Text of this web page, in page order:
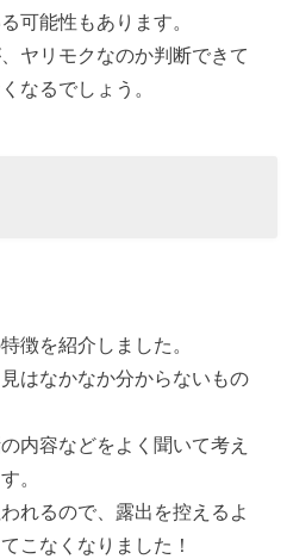
可能性もあります。
ヤリモクなのか判断できて
なるでしょう。
徴を紹介しました。
はなかなか分からないもの
内容などをよく聞いて考え
。
れるので、露出を控えるよ
こなくなりました！